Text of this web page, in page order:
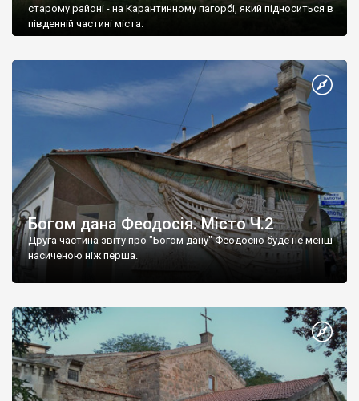
старому районі - на Карантинному пагорбі, який підноситься в
південній частині міста.
Богом дана Феодосія. Місто Ч.2
Друга частина звіту про "Богом дану" Феодосію буде не менш
насиченою ніж перша.